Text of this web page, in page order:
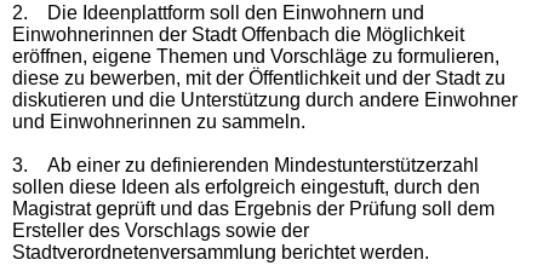
2.
Die Ideenplattform soll den Einwohnern und
Einwohnerinnen der Stadt Offenbach die Möglichkeit
eröffnen, eigene Themen und Vorschläge zu formulieren,
diese zu bewerben, mit der Öffentlichkeit und der Stadt zu
diskutieren und die Unterstützung durch andere Einwohner
und Einwohnerinnen zu sammeln.
3.
Ab einer zu definierenden Mindestunterstützerzahl
sollen diese Ideen als erfolgreich eingestuft, durch den
Magistrat geprüft und das Ergebnis der Prüfung soll dem
Ersteller des Vorschlags sowie der
Stadtverordnetenversammlung berichtet werden.